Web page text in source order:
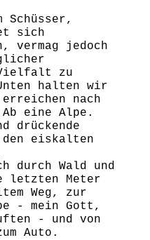
Schüsser,
sich
vermag jedoch
zu
halten wir
nach
Ab eine Alpe.
drückende
den eiskalten
durch Wald und
letzten Meter
Weg, zur
- mein Gott,
- und von
Auto.